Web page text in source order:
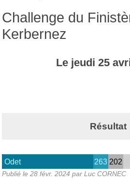
Challenge du
Kerbernez
Le jeudi 25
Résultat
Odet 263 202
Publié le 28 févr. 2024 par Luc CORNEC